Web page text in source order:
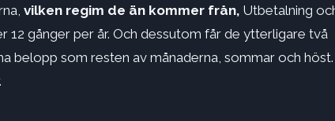
vilken regim de än kommer från, Utbetalning
12 gånger per år. Och dessutom får de ytterligare två
belopp som resten av månaderna, sommar och höst.